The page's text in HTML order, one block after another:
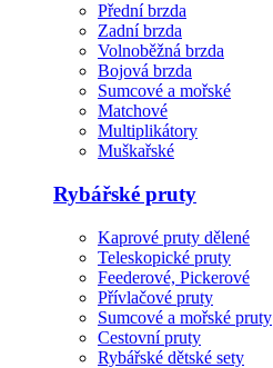
Přední brzda
Zadní brzda
Volnoběžná brzda
Bojová brzda
Sumcové a mořské
Matchové
Multiplikátory
Muškařské
Rybářské pruty
Kaprové pruty dělené
Teleskopické pruty
Feederové, Pickerové
Přívlačové pruty
Sumcové a mořské pruty
Cestovní pruty
Rybářské dětské sety